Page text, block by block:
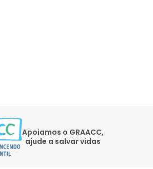
Apoiamos o GRAACC,
ajude a salvar vidas